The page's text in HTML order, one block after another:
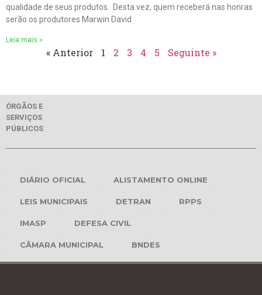
qualidade de seus produtos. Desta vez, quem receberá nas honras
serão os produtores Marwin David
Leia mais »
« Anterior 1 2 3 4 5 Seguinte »
ÓRGÃOS E
SERVIÇOS
PÚBLICOS
DIÁRIO OFICIAL ALISTAMENTO ONLINE
LEIS MUNICIPAIS DETRAN RPPS
IMASP DEFESA CIVIL
CÂMARA MUNICIPAL BNDES